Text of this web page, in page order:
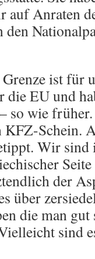
auf Anraten
ist für
die EU und
so wie
KFZ-Schein.
Wir
der
über
die man
sind